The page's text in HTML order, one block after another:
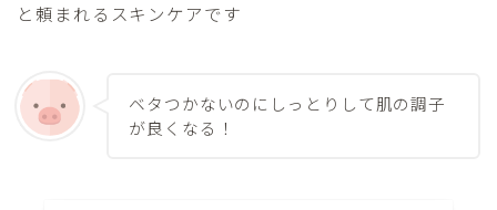
と頼まれるスキンケアです
ベタつかないのにしっとりして肌の調子
が良くなる！